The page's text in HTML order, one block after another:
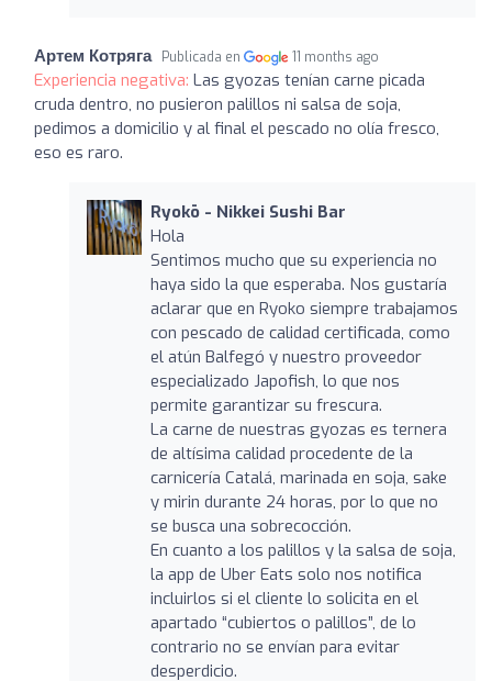
Артем Котряга Publicada en 11 months ago
Experiencia negativa: Las gyozas tenían carne picada
cruda dentro, no pusieron palillos ni salsa de soja,
pedimos a domicilio y al final el pescado no olía fresco,
eso es raro.
Ryokō - Nikkei Sushi Bar
Hola
Sentimos mucho que su experiencia no
haya sido la que esperaba. Nos gustaría
aclarar que en Ryoko siempre trabajamos
con pescado de calidad certificada, como
el atún Balfegó y nuestro proveedor
especializado Japofish, lo que nos
permite garantizar su frescura.
La carne de nuestras gyozas es ternera
de altísima calidad procedente de la
carnicería Catalá, marinada en soja, sake
y mirin durante 24 horas, por lo que no
se busca una sobrecocción.
En cuanto a los palillos y la salsa de soja,
la app de Uber Eats solo nos notifica
incluirlos si el cliente lo solicita en el
apartado “cubiertos o palillos”, de lo
contrario no se envían para evitar
desperdicio.